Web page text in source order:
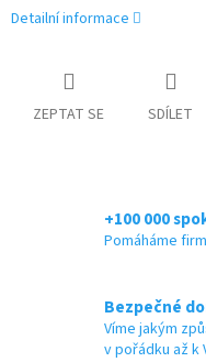
Detailní informace
ZEPTAT SE SDÍLET
+100 000
Pomáháme
Bezpečné
Víme jakým
v pořádku až k